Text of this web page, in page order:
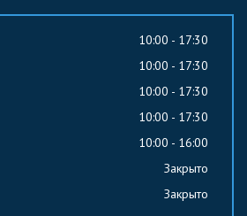
10:00 - 17:30
10:00 - 17:30
10:00 - 17:30
10:00 - 17:30
10:00 - 16:00
Закрыто
Закрыто